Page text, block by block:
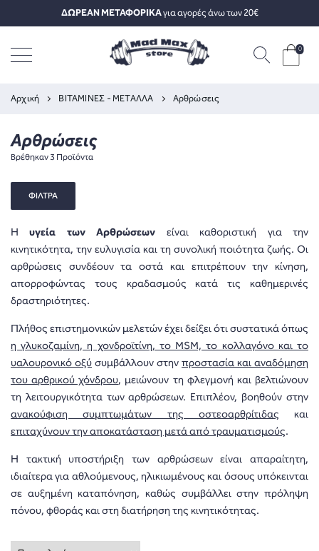
ΔΩΡΕΑΝ ΜΕΤΑΦΟΡΙΚΑγια αγορές άνω των 20€
0
Αρχική ΒΙΤΑΜΙΝΕΣ - ΜΕΤΑΛΛΑ Αρθρώσεις
Αρθρώσεις
Βρέθηκαν 3 Προϊόντα
ΦΙΛΤΡΑ
Ηυγεία των Αρθρώσεων είναι καθοριστική για την
κινητικότητα, την ευλυγισία και τη συνολική ποιότητα ζωής. Οι
αρθρώσεις συνδέουν τα οστά και επιτρέπουν την κίνηση,
απορροφώντας τους κραδασμούς κατά τις καθημερινές
δραστηριότητες.
Πλήθος επιστημονικών μελετών έχει δείξει ότι συστατικά όπως
η γλυκοζαμίνη, η χονδροϊτίνη, το MSM, το κολλαγόνο και το
υαλουρονικό οξύσυμβάλλουν στηνπροστασία και αναδόμηση
του αρθρικού χόνδρου, μειώνουν τη φλεγμονή και βελτιώνουν
τη λειτουργικότητα των αρθρώσεων. Επιπλέον, βοηθούν στην
ανακούφιση συμπτωμάτων της οστεοαρθρίτιδας και
επιταχύνουν την αποκατάσταση μετά από τραυματισμούς.
Η τακτική υποστήριξη των αρθρώσεων είναι απαραίτητη,
ιδιαίτερα για αθλούμενους, ηλικιωμένους και όσους υπόκεινται
σε αυξημένη καταπόνηση, καθώς συμβάλλει στην πρόληψη
πόνου, φθοράς και στη διατήρηση της κινητικότητας.